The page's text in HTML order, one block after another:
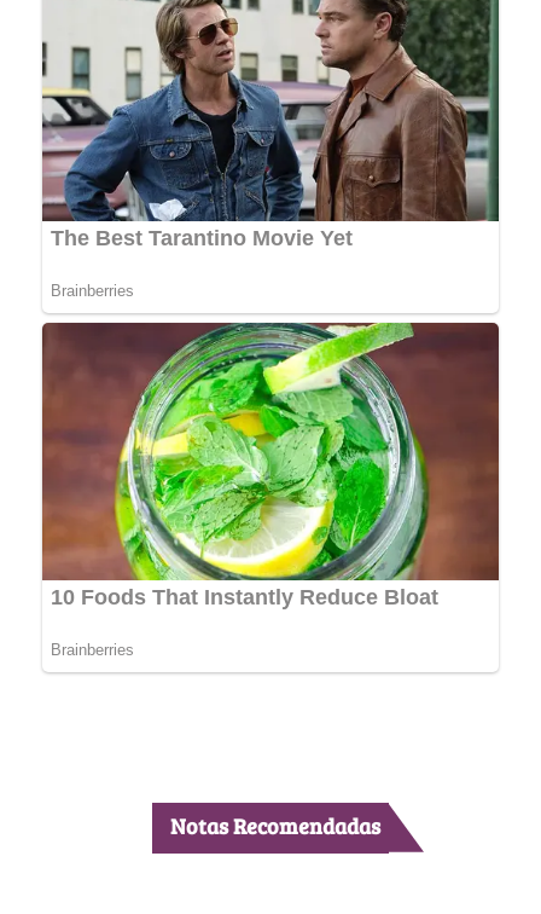
Notas Recomendadas